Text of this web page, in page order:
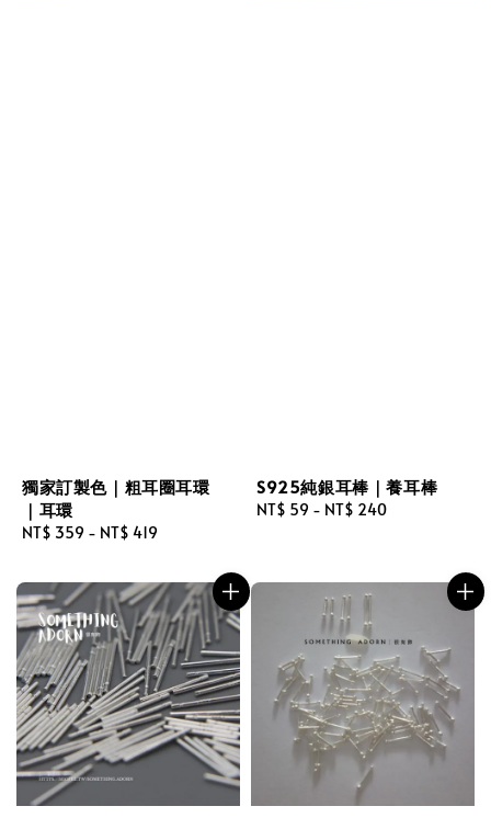
獨家訂製色｜粗耳圈耳環
｜耳環
Regular
NT$ 359 - NT$ 419
S925純銀耳棒｜養耳棒
Regular
NT$ 59 - NT$ 240